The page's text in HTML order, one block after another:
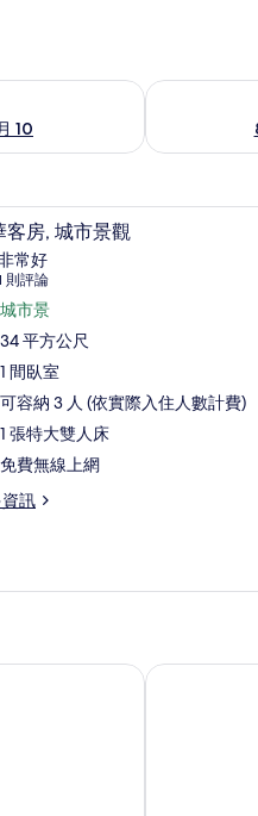
10
的供應情況 查看本週末
網、床單 客房
客房, 城市景觀
分，滿分 10 分
常好
則評論
則
評
論)
城市景
34 平方公尺
1 間臥室
可容納 3 人 (依實際入住人數計費)
1 張特大雙人床
免費無線上網
訊
曼谷 ASAI 唐